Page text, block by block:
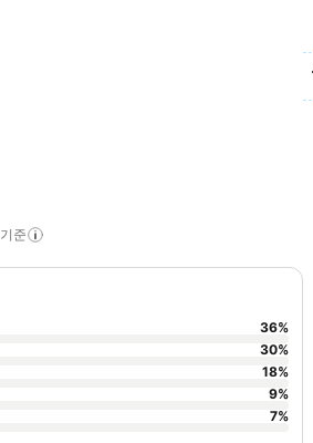
기준
36%
30%
18%
9%
7%